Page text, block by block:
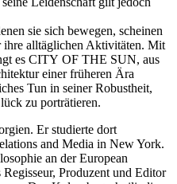
sie sich bewegen, scheinen
ihre alltäglichen Aktivitäten. Mit
es CITY OF THE SUN, aus
einer früheren Ära
Tun in seiner Robustheit,
zu porträtieren.
Er studierte dort
and Media in New York.
an der European
Produzent und Editor